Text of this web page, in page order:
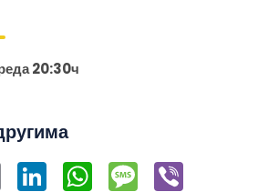
20:30ч
Email LinkedInWhatsApp
Message